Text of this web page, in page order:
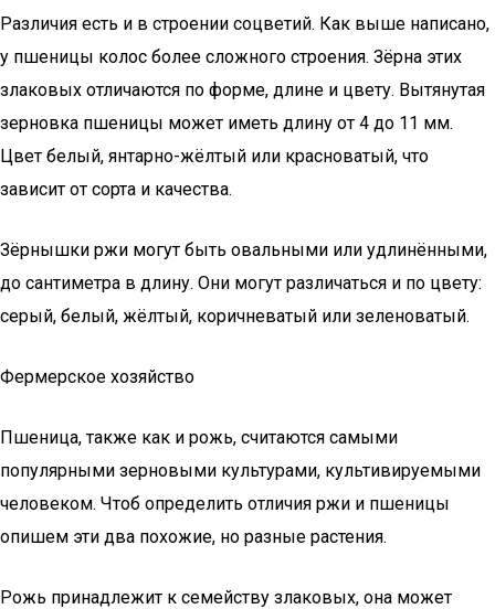
Различия есть и в строении соцветий. Как выше написано,
у пшеницы колос более сложного строения. Зёрна этих
злаковых отличаются по форме, длине и цвету. Вытянутая
зерновка пшеницы может иметь длину от 4 до 11 мм.
Цвет белый, янтарно-жёлтый или красноватый, что
зависит от сорта и качества.
Зёрнышки ржи могут быть овальными или удлинёнными,
до сантиметра в длину. Они могут различаться и по цвету:
серый, белый, жёлтый, коричневатый или зеленоватый.
Фермерское хозяйство
Пшеница, также как и рожь, считаются самыми
популярными зерновыми культурами, культивируемыми
человеком. Чтоб определить отличия ржи и пшеницы
опишем эти два похожие, но разные растения.
Рожь принадлежит к семейству злаковых, она может